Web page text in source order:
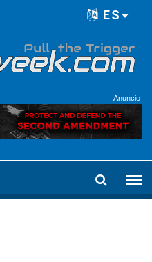
ES
Anuncio